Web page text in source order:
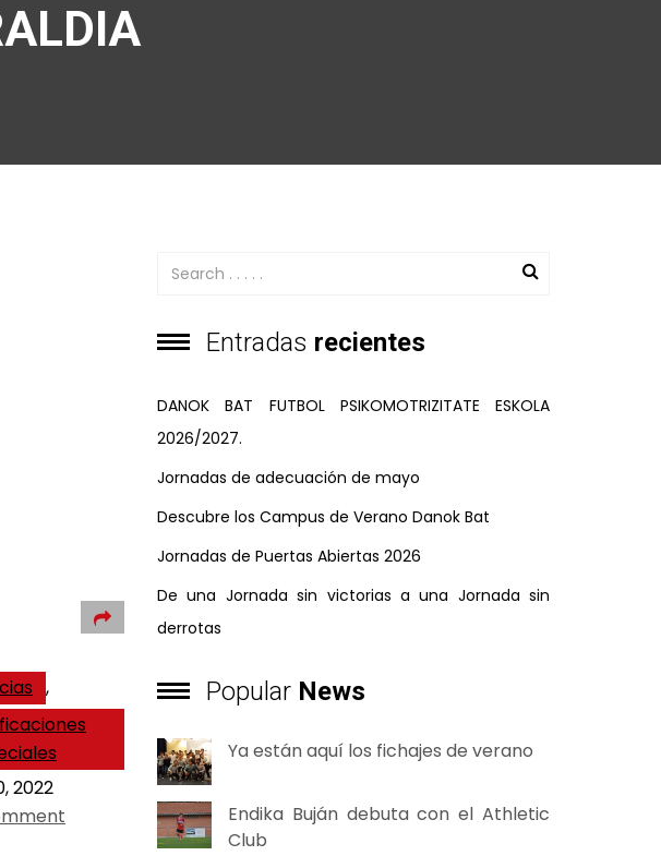
,
2022
Entradas recientes
DANOK BAT FUTBOL PSIKOMOTRIZITATE ESKOLA
2026/2027.
Jornadas de adecuación de mayo
Descubre los Campus de Verano Danok Bat
Jornadas de Puertas Abiertas 2026
De una Jornada sin victorias a una Jornada sin
derrotas
Popular News
Ya están aquí los fichajes de verano
Endika Buján debuta con el Athletic
Club